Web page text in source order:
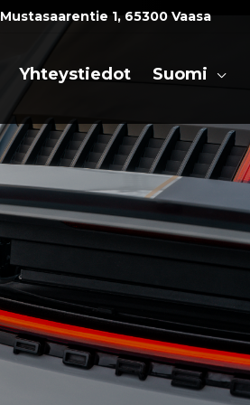
Mustasaarentie 1, 65300 Vaasa
Yhteystiedot Suomi